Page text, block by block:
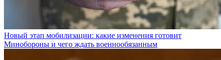
Новый этап мобилизации: какие изменения готовит
Минобороны и чего ждать военнообязанным